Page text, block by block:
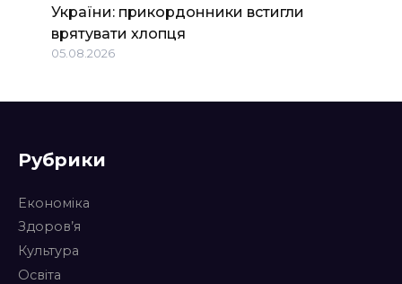
України: прикордонники встигли
врятувати хлопця
05.08.2026
Рубрики
Економіка
Здоров’я
Культура
Освіта